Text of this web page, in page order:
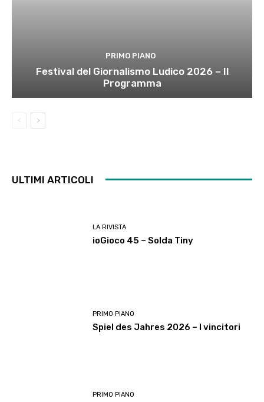
PRIMO PIANO
Festival del Giornalismo Ludico 2026 – Il
Programma
ULTIMI ARTICOLI
LA RIVISTA
ioGioco 45 – Solda Tiny
PRIMO PIANO
Spiel des Jahres 2026 – I vincitori
PRIMO PIANO